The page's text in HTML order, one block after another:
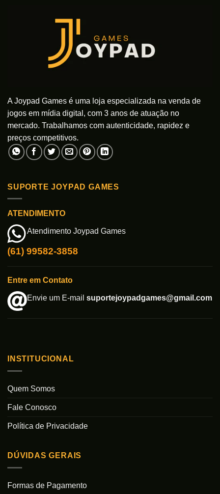
A Joypad Games é uma loja especializada na venda de
jogos em mídia digital, com 3 anos de atuação no
mercado. Trabalhamos com autenticidade, rapidez e
preços competitivos.
SUPORTE JOYPAD GAMES
ATENDIMENTO
Atendimento Joypad Games
(61) 99582-3858
Entre em Contato
Envie um E-mail suportejoypadgames@gmail.com
INSTITUCIONAL
Quem Somos
Fale Conosco
Política de Privacidade
DÚVIDAS GERAIS
Formas de Pagamento